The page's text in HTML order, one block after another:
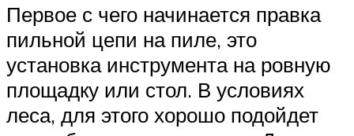
Первое с чего начинается правка
пильной цепи на пиле, это
установка инструмента на ровную
площадку или стол. В условиях
леса, для этого хорошо подойдет